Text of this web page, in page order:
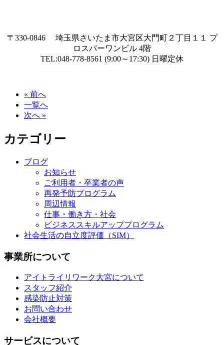
〒330-0846 埼玉県さいたま市大宮区大門町２丁目１１ プ
ロスパーワンビル 4階
TEL:048-778-8561 (9:00～17:30) 日曜定休
« 前へ
一覧へ
次へ »
カテゴリー
ブログ
お知らせ
ご利用者・卒業者の声
再発予防プログラム
周辺情報
仕事・働き方・社会
ビジネススキルアッププログラム
社会生活の自立度評価（SIM）
事業所について
アイトライリワーク大宮について
スタッフ紹介
感染防止対策
お問い合わせ
会社概要
サービスについて